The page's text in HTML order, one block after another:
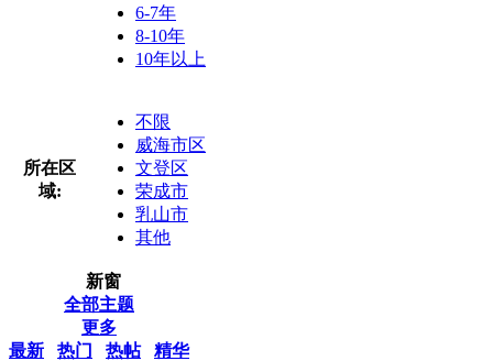
6-7年
8-10年
10年以上
所在区
域:
不限
威海市区
文登区
荣成市
乳山市
其他
新窗
全部主题
更多
最新
热门 热帖 精华